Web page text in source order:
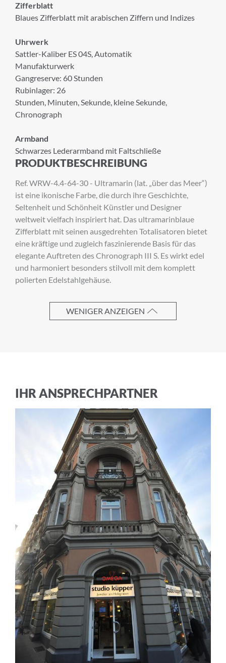
Zifferblatt
Blaues Zifferblatt mit arabischen Ziffern und Indizes
Uhrwerk
Sattler-Kaliber ES 04S, Automatik
Manufakturwerk
Gangreserve: 60 Stunden
Rubinlager: 26
Stunden, Minuten, Sekunde, kleine Sekunde,
Chronograph
Armband
Schwarzes Lederarmband mit Faltschließe
PRODUKTBESCHREIBUNG
Ref. WRW-4.4-64-30 - Ultramarin (lat. „über das Meer“)
ist eine ikonische Farbe, die durch ihre Geschichte,
Seltenheit und Schönheit Künstler und Designer
weltweit vielfach inspiriert hat. Das ultramarinblaue
Zifferblatt mit seinen ausgedrehten Totalisatoren bietet
eine kräftige und zugleich faszinierende Basis für das
elegante Auftreten des Chronograph III S. Es wirkt edel
und harmoniert besonders stilvoll mit dem komplett
polierten Edelstahlgehäuse.
WENIGER ANZEIGEN
IHR ANSPRECHPARTNER
ANMELDUNG ZUM
NEWSLETTER
Anrede
Vorname
Geschäftsbedingungenund die
Datenschutzerklärung
ABBRECHEN
ANMELDEN